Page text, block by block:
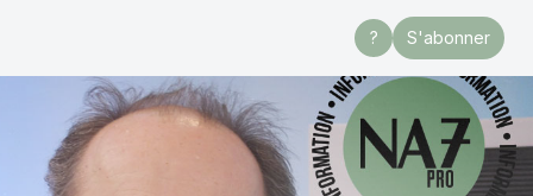
? S'abonner